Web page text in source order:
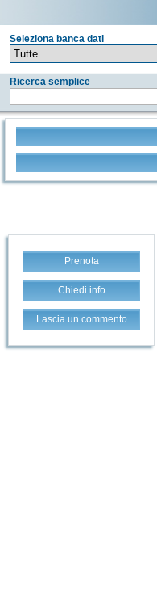
Seleziona banca dati
Ricerca semplice
Prenota
Chiedi info
Lascia un commento